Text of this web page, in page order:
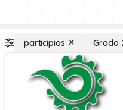
participios Grado